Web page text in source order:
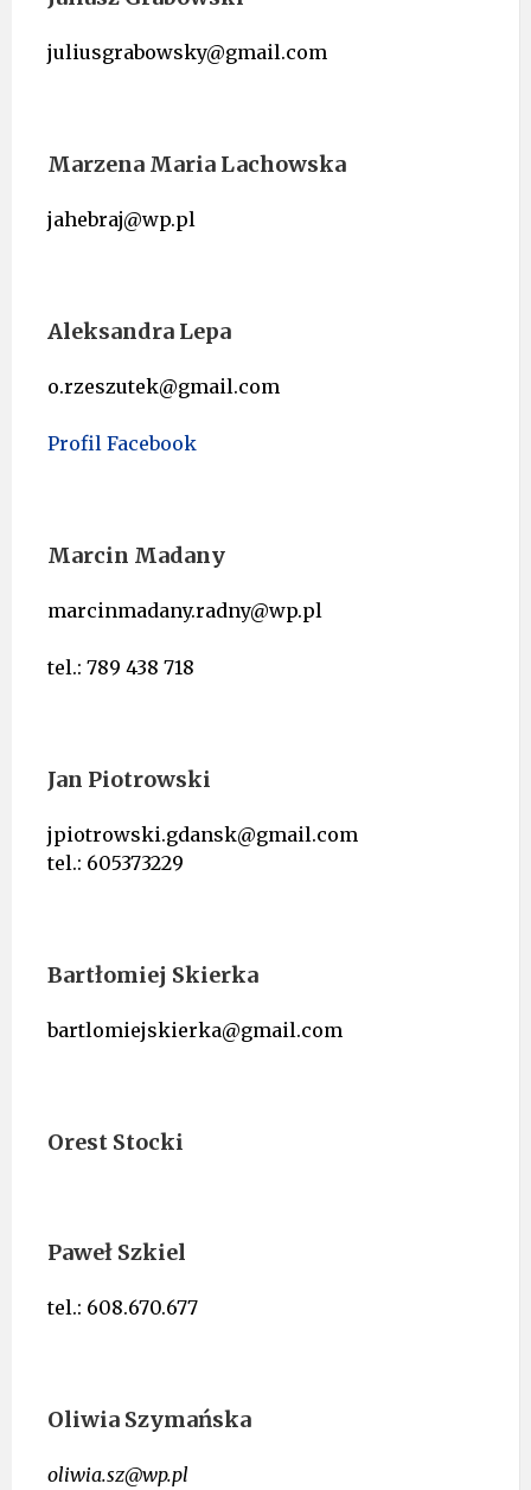
juliusgrabowsky@gmail.com
Marzena Maria Lachowska
jahebraj@wp.pl
Aleksandra Lepa
o.rzeszutek@gmail.com
Profil Facebook
Marcin Madany
marcinmadany.radny@wp.pl
tel.: 789 438 718
Jan Piotrowski
jpiotrowski.gdansk@gmail.com
tel.: 605373229
Bartłomiej Skierka
bartlomiejskierka@gmail.com
Orest Stocki
Paweł Szkiel
tel.: 608.670.677
Oliwia Szymańska
oliwia.sz@wp.pl